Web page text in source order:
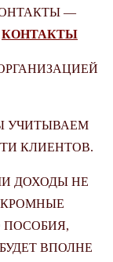
—
КОНТАКТЫ
УЧИТЫВАЕМ
КЛИЕНТОВ.
ДОХОДЫ НЕ
ПОСОБИЯ,
ВПОЛНЕ